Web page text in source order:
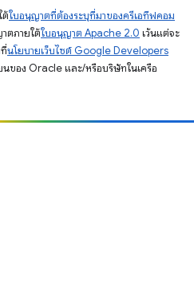
ต้ใบอนุญาตที่ต้องระบุที่มาของครีเอทีฟคอม
ตภายใต้ใบอนุญาต Apache 2.0 เว้นแต่จะ
นโยบายเว็บไซต์ Google Developers
นของ Oracle และ/หรือบริษัทในเครือ